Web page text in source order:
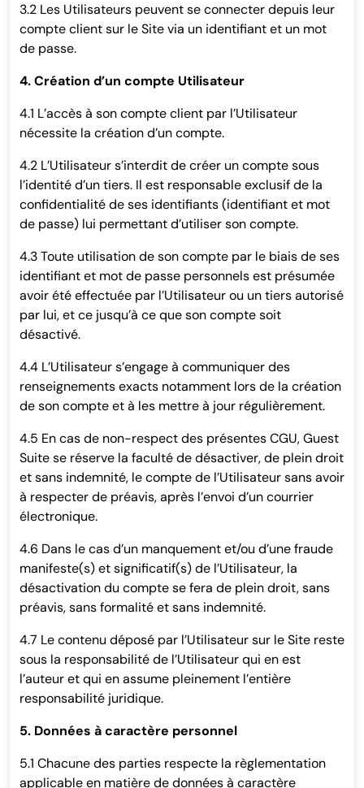
3.2 Les Utilisateurs peuvent se connecter depuis leur
compte client sur le Site via un identifiant et un mot
de passe.
4. Création d’un compte Utilisateur
4.1 L’accès à son compte client par l’Utilisateur
nécessite la création d’un compte.
4.2 L’Utilisateur s’interdit de créer un compte sous
l’identité d’un tiers. Il est responsable exclusif de la
confidentialité de ses identifiants (identifiant et mot
de passe) lui permettant d’utiliser son compte.
4.3 Toute utilisation de son compte par le biais de ses
identifiant et mot de passe personnels est présumée
avoir été effectuée par l’Utilisateur ou un tiers autorisé
par lui, et ce jusqu’à ce que son compte soit
désactivé.
4.4 L’Utilisateur s’engage à communiquer des
renseignements exacts notamment lors de la création
de son compte et à les mettre à jour régulièrement.
4.5 En cas de non-respect des présentes CGU, Guest
Suite se réserve la faculté de désactiver, de plein droit
et sans indemnité, le compte de l’Utilisateur sans avoir
à respecter de préavis, après l’envoi d’un courrier
électronique.
4.6 Dans le cas d’un manquement et/ou d’une fraude
manifeste(s) et significatif(s) de l’Utilisateur, la
désactivation du compte se fera de plein droit, sans
préavis, sans formalité et sans indemnité.
4.7 Le contenu déposé par l’Utilisateur sur le Site reste
sous la responsabilité de l’Utilisateur qui en est
l’auteur et qui en assume pleinement l’entière
responsabilité juridique.
5. Données à caractère personnel
5.1 Chacune des parties respecte la règlementation
applicable en matière de données à caractère